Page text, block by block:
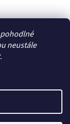
neustále
- RC modely,